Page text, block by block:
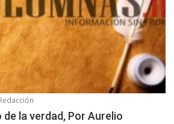
la verdad, Por Aurelio